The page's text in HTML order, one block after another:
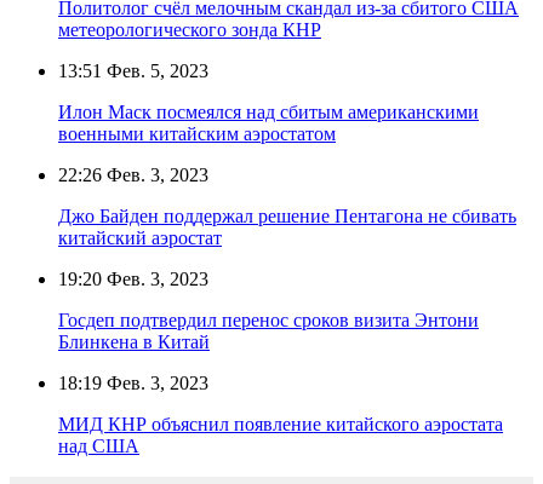
Политолог счёл мелочным скандал из-за сбитого США
метеорологического зонда КНР
13:51 Фев. 5, 2023
Илон Маск посмеялся над сбитым американскими
военными китайским аэростатом
22:26 Фев. 3, 2023
Джо Байден поддержал решение Пентагона не сбивать
китайский аэростат
19:20 Фев. 3, 2023
Госдеп подтвердил перенос сроков визита Энтони
Блинкена в Китай
18:19 Фев. 3, 2023
МИД КНР объяснил появление китайского аэростата
над США